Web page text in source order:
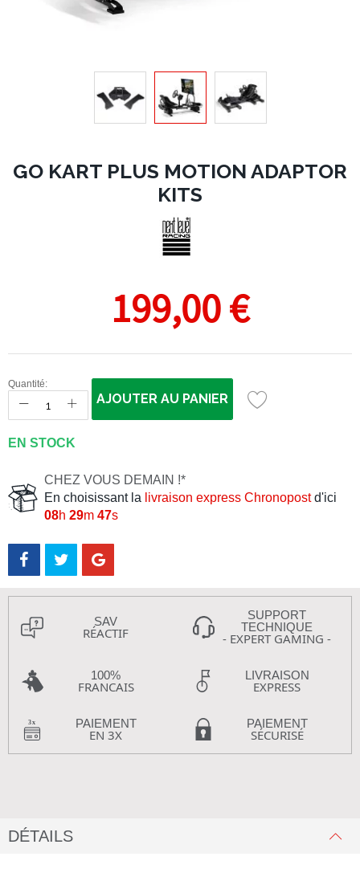
GO KART PLUS MOTION ADAPTOR
KITS
199,00 €
Quantité:
AJOUTER AU PANIER
EN STOCK
CHEZ VOUS DEMAIN !*
En choisissant la livraison express Chronopostd'ici
08h 29m 46s
SAV
RÉACTIF
SUPPORT
TECHNIQUE
- EXPERT GAMING -
100%
FRANCAIS
LIVRAISON
EXPRESS
PAIEMENT
EN 3X
PAIEMENT
SÉCURISÉ
DÉTAILS